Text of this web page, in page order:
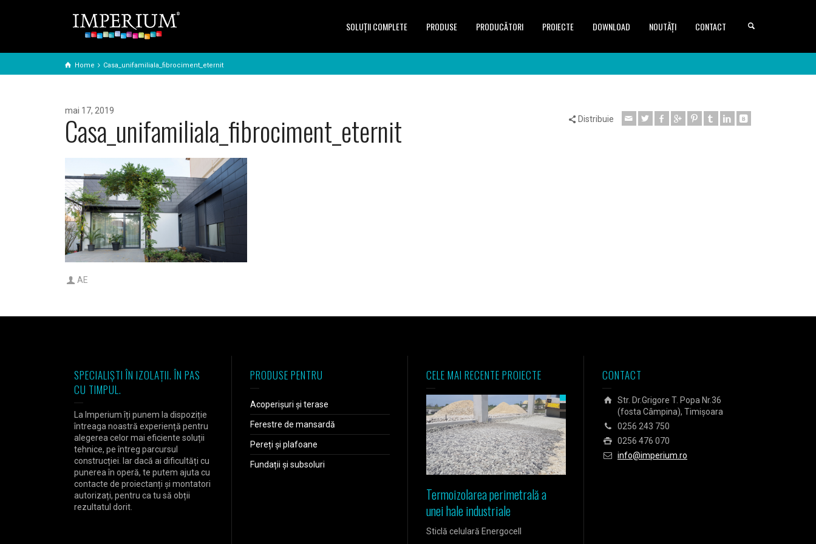
SOLUŢII COMPLETE PRODUSE PRODUCĂTORI PROIECTE DOWNLOAD NOUTĂȚI CONTACT
Home Casa_unifamiliala_fibrociment_eternit
mai 17, 2019
Casa_unifamiliala_fibrociment_eternit Distribuie
AE
SPECIALIȘTI ÎN IZOLAȚII. ÎN PAS
CU TIMPUL.
La Imperium îți punem la dispoziție
întreaga noastră experiență pentru
alegerea celor mai eficiente soluții
tehnice, pe întreg parcursul
construcției. Iar dacă ai dificultăți cu
punerea în operă, te putem ajuta cu
contacte de proiectanți și montatori
autorizați, pentru ca tu să obții
rezultatul dorit.
PRODUSE PENTRU
Acoperișuri și terase
Ferestre de mansardă
Pereți și plafoane
Fundații și subsoluri
CELE MAI RECENTE PROIECTE
Termoizolarea perimetrală a
unei hale industriale
Sticlă celulară Energocell
CONTACT
Str. Dr.Grigore T. Popa Nr.36
(fosta Câmpina), Timișoara
0256 243 750
0256 476 070
info@imperium.ro